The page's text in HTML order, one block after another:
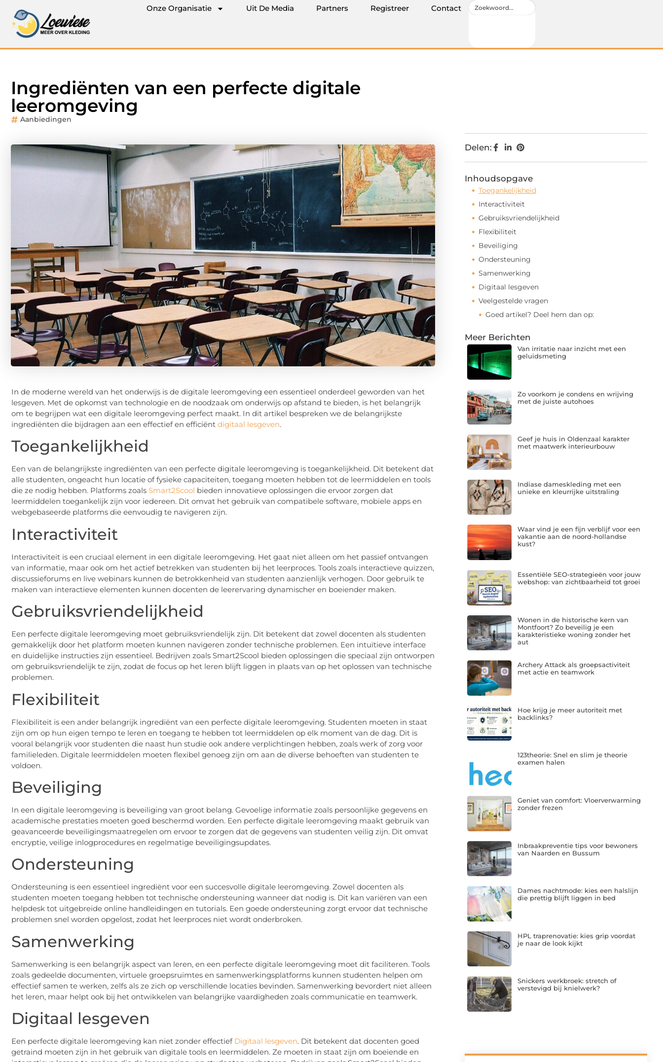
Onze Organisatie Uit De Media Partners Registreer Contact
Ingrediënten van een perfecte digitale
leeromgeving
Aanbiedingen
In de moderne wereld van het onderwijs is de digitale leeromgeving een essentieel onderdeel geworden van het
lesgeven. Met de opkomst van technologie en de noodzaak om onderwijs op afstand te bieden, is het belangrijk
om te begrijpen wat een digitale leeromgeving perfect maakt. In dit artikel bespreken we de belangrijkste
ingrediënten die bijdragen aan een effectief en efficiënt digitaal lesgeven.
Toegankelijkheid
Een van de belangrijkste ingrediënten van een perfecte digitale leeromgeving is toegankelijkheid. Dit betekent dat
alle studenten, ongeacht hun locatie of fysieke capaciteiten, toegang moeten hebben tot de leermiddelen en tools
die ze nodig hebben. Platforms zoals Smart2Scool bieden innovatieve oplossingen die ervoor zorgen dat
leermiddelen toegankelijk zijn voor iedereen. Dit omvat het gebruik van compatibele software, mobiele apps en
webgebaseerde platforms die eenvoudig te navigeren zijn.
Interactiviteit
Interactiviteit is een cruciaal element in een digitale leeromgeving. Het gaat niet alleen om het passief ontvangen
van informatie, maar ook om het actief betrekken van studenten bij het leerproces. Tools zoals interactieve quizzen,
discussieforums en live webinars kunnen de betrokkenheid van studenten aanzienlijk verhogen. Door gebruik te
maken van interactieve elementen kunnen docenten de leerervaring dynamischer en boeiender maken.
Gebruiksvriendelijkheid
Een perfecte digitale leeromgeving moet gebruiksvriendelijk zijn. Dit betekent dat zowel docenten als studenten
gemakkelijk door het platform moeten kunnen navigeren zonder technische problemen. Een intuïtieve interface
en duidelijke instructies zijn essentieel. Bedrijven zoals Smart2Scool bieden oplossingen die speciaal zijn ontworpen
om gebruiksvriendelijk te zijn, zodat de focus op het leren blijft liggen in plaats van op het oplossen van technische
problemen.
Flexibiliteit
Flexibiliteit is een ander belangrijk ingrediënt van een perfecte digitale leeromgeving. Studenten moeten in staat
zijn om op hun eigen tempo te leren en toegang te hebben tot leermiddelen op elk moment van de dag. Dit is
vooral belangrijk voor studenten die naast hun studie ook andere verplichtingen hebben, zoals werk of zorg voor
familieleden. Digitale leermiddelen moeten flexibel genoeg zijn om aan de diverse behoeften van studenten te
voldoen.
Beveiliging
In een digitale leeromgeving is beveiliging van groot belang. Gevoelige informatie zoals persoonlijke gegevens en
academische prestaties moeten goed beschermd worden. Een perfecte digitale leeromgeving maakt gebruik van
geavanceerde beveiligingsmaatregelen om ervoor te zorgen dat de gegevens van studenten veilig zijn. Dit omvat
encryptie, veilige inlogprocedures en regelmatige beveiligingsupdates.
Ondersteuning
Ondersteuning is een essentieel ingrediënt voor een succesvolle digitale leeromgeving. Zowel docenten als
studenten moeten toegang hebben tot technische ondersteuning wanneer dat nodig is. Dit kan variëren van een
helpdesk tot uitgebreide online handleidingen en tutorials. Een goede ondersteuning zorgt ervoor dat technische
problemen snel worden opgelost, zodat het leerproces niet wordt onderbroken.
Samenwerking
Samenwerking is een belangrijk aspect van leren, en een perfecte digitale leeromgeving moet dit faciliteren. Tools
zoals gedeelde documenten, virtuele groepsruimtes en samenwerkingsplatforms kunnen studenten helpen om
effectief samen te werken, zelfs als ze zich op verschillende locaties bevinden. Samenwerking bevordert niet alleen
het leren, maar helpt ook bij het ontwikkelen van belangrijke vaardigheden zoals communicatie en teamwerk.
Digitaal lesgeven
Een perfecte digitale leeromgeving kan niet zonder effectief Digitaal lesgeven. Dit betekent dat docenten goed
getraind moeten zijn in het gebruik van digitale tools en leermiddelen. Ze moeten in staat zijn om boeiende en
Delen:
Inhoudsopgave
Toegankelijkheid
Interactiviteit
Gebruiksvriendelijkheid
Flexibiliteit
Beveiliging
Ondersteuning
Samenwerking
Digitaal lesgeven
Veelgestelde vragen
Goed artikel? Deel hem dan op:
Meer Berichten
Van irritatie naar inzicht met een
geluidsmeting
Zo voorkom je condens en wrijving
met de juiste autohoes
Geef je huis in Oldenzaal karakter
met maatwerk interieurbouw
Indiase dameskleding met een
unieke en kleurrijke uitstraling
Waar vind je een fijn verblijf voor een
vakantie aan de noord-hollandse
kust?
Essentiële SEO-strategieën voor jouw
webshop: van zichtbaarheid tot groei
Wonen in de historische kern van
Montfoort? Zo beveilig je een
karakteristieke woning zonder het
aut
Archery Attack als groepsactiviteit
met actie en teamwork
Hoe krijg je meer autoriteit met
backlinks?
123theorie: Snel en slim je theorie
examen halen
Geniet van comfort: Vloerverwarming
zonder frezen
Inbraakpreventie tips voor bewoners
van Naarden en Bussum
Dames nachtmode: kies een halslijn
die prettig blijft liggen in bed
HPL traprenovatie: kies grip voordat
je naar de look kijkt
Snickers werkbroek: stretch of
verstevigd bij knielwerk?